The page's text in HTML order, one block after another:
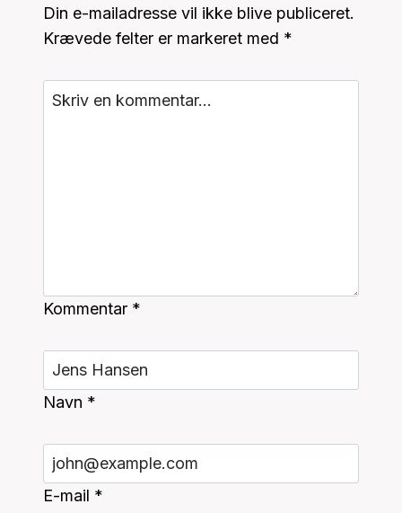
Din e-mailadresse vil ikke blive publiceret.
Krævede felter er markeret med *
Kommentar *
Navn *
E-mail *